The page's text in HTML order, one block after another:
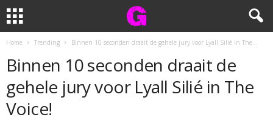
Home Trending Binnen 10 seconden draait de gehele jury voor Lyall Silié in The...
Binnen 10 seconden draait de
gehele jury voor Lyall Silié in The
Voice!